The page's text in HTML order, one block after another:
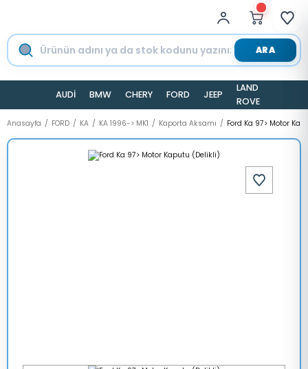
ARA
AUDİ BMW CHERY FORD JEEP
LAND
ROVER
Anasayfa FORD KA KA 1996-> MK1 Kaporta Aksamı Ford Ka 97> Motor